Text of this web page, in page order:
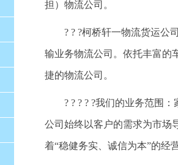
担）物流公司。
? ? ?柯桥轩一物流货运公
输业务物流公司。依托丰富的
捷的物流公司。
? ? ? ? ?我们的业务范围
公司始终以客户的需求为市场
着“稳健务实、诚信为本”的经